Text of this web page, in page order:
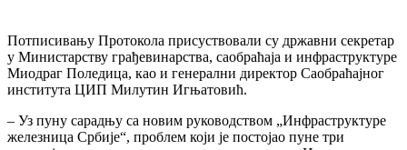
Потписивању Протокола присуствовали су државни секретар
у Министарству грађевинарства, саобраћаја и инфраструктуре
Миодраг Поледица, као и генерални директор Саобраћајног
института ЦИП Милутин Игњатовић.
– Уз пуну сарадњу са новим руководством „Инфраструктуре
железница Србије“, проблем који је постојао пуне три